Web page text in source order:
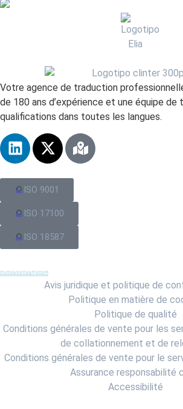
Votre agence de traduction
de 180 ans d’expérience et une équipe
qualifications dans toutes les langues.
ISO 9001
ISO 17100
ISO 18587
JURIDIQUE
Avis juridique et politique de
Politique en matière de
Politique de qualité
Conditions générales de vente pour les
de collationnement et de
Conditions générales de vente pour le
Assurance responsabilité
Accessibilité